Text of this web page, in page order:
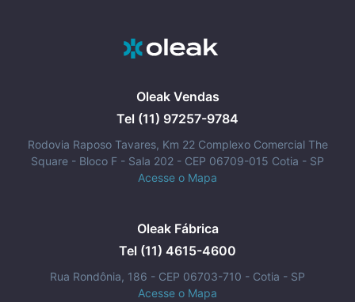
Oleak Vendas
Tel (11) 97257-9784
Rodovia Raposo Tavares, Km 22 Complexo Comercial The
Square - Bloco F - Sala 202 - CEP 06709-015 Cotia - SP
Acesse o Mapa
Oleak Fábrica
Tel (11) 4615-4600
Rua Rondônia, 186 - CEP 06703-710 - Cotia - SP
Acesse o Mapa